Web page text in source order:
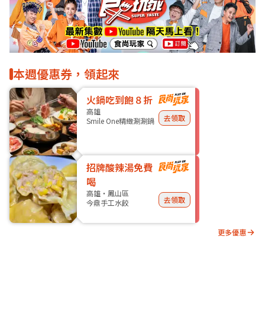
本週優惠券，領起來
火鍋吃到飽８折
高雄
Smile One精緻涮涮鍋
去領取
招牌酸辣湯免費
喝
高雄・鳳山區
今鼎手工水餃
去領取
更多優惠